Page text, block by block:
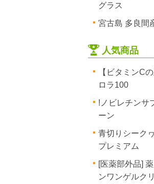
グラス
宮古島 多良間
人気商品
【ビタミンC
ロラ100
!ノビレチンサ
ーン
青切りシーク
プレミアム
[医薬部外品]
ンワンゲルク